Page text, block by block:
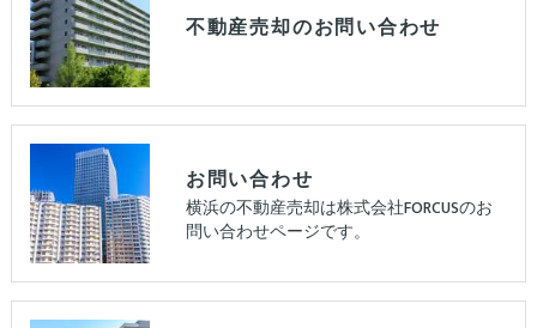
不動産売却のお問い合わせ
お問い合わせ
横浜の不動産売却は株式会社FORCUSのお
問い合わせページです。